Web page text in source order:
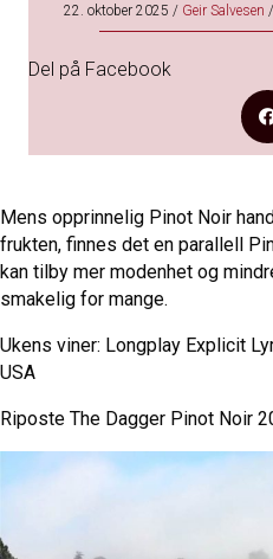
22. oktober 2025 / Geir Salvesen /
Del på Facebook
Mens opprinnelig Pinot Noir
frukten, finnes det en parallell
kan tilby mer modenhet og
smakelig for mange.
Ukens viner: Longplay Explicit
USA
Riposte The Dagger Pinot Noir